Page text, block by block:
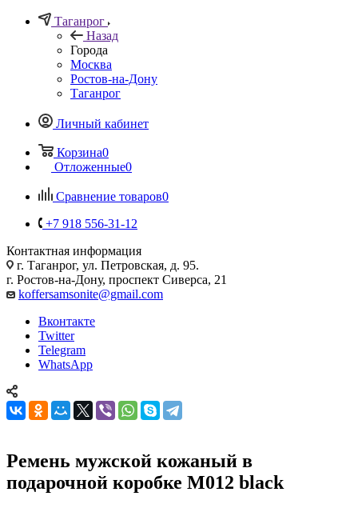
Таганрог
Назад
Города
Москва
Ростов-на-Дону
Таганрог
Личный кабинет
Корзина0
Отложенные0
Сравнение товаров0
+7 918 556-31-12
Контактная информация
г. Таганрог, ул. Петровская, д. 95.
г. Ростов-на-Дону, проспект Сиверса, 21
koffersamsonite@gmail.com
Вконтакте
Twitter
Telegram
WhatsApp
Ремень мужской кожаный в
подарочной коробке M012 black